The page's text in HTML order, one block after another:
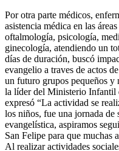
Por otra parte médicos,
asistencia médica en las
oftalmología, psicología,
ginecología, atendiendo un
días de duración, buscó
evangelio a traves de actos
un futuro grupos pequeños y
la líder del Ministerio Infantil
expresó “La actividad se
los niños, fue una jornada de
evangelística, aspiramos
San Felipe para que muchas
Al realizar actividades